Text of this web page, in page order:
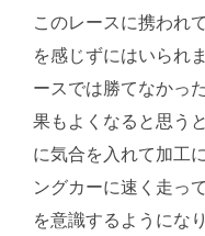
このレースに携われ
を感じずにはいられ
ースでは勝てなかっ
果もよくなると思う
に気合を入れて加工
ングカーに速く走っ
を意識するようにな